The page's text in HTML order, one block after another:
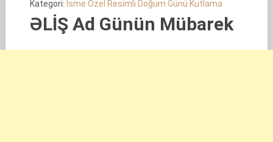
Kategori: İsme Özel Resimli Doğum Günü Kutlama
ƏLİŞ Ad Günün Mübarek